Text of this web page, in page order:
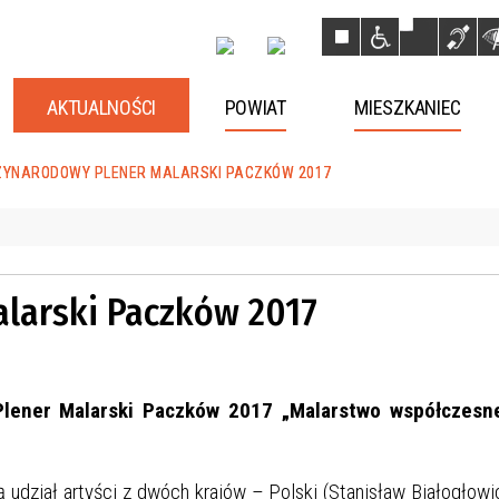
AKTUALNOŚCI POWIAT MIESZKANIEC
PLENER MALARSKI PACZKÓW 2017
Paczków 2017
Malarski Paczków 2017 „Malarstwo
artyści z dwóch krajów – Polski (Stanisław